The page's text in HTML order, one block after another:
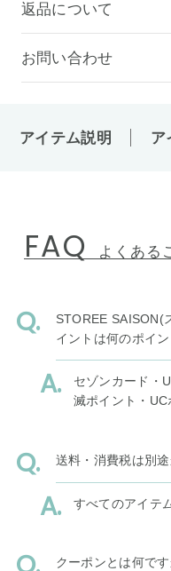
返品について
お問い合わせ
アイテム説明 ア
FAQ よくある
STOREE SAISON(
イントは何のポイ
セゾンカード・
滅ポイント・UC
送料・消費税は別
すべてのアイテ
クーポンとは何です